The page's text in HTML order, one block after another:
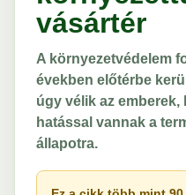
vásártér
A környezetvédelem
években előtérbe
úgy vélik az emberek,
hatással vannak a
állapotra.